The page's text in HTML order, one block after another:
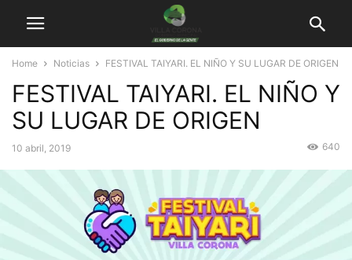
Home Noticias FESTIVAL TAIYARI. EL NIÑO Y SU LUGAR DE ORIGEN
FESTIVAL TAIYARI. EL NIÑO Y
SU LUGAR DE ORIGEN
10 abril, 2019 640